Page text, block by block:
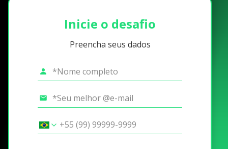
Inicie o desafio
Preencha seus dados